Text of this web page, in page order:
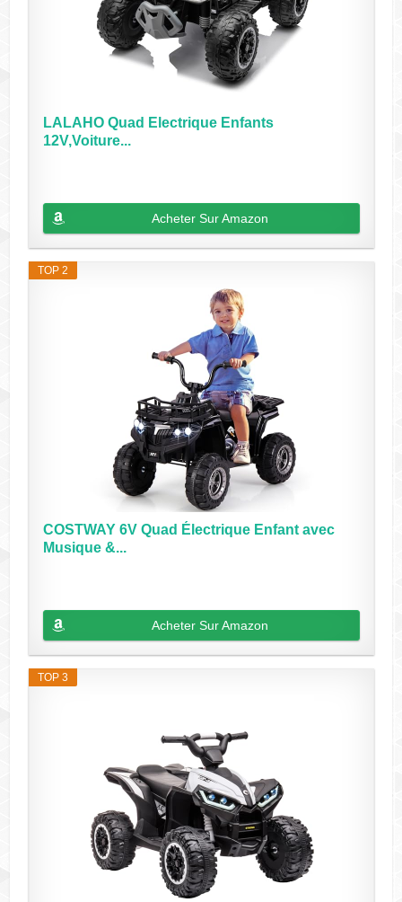
LALAHO Quad Electrique Enfants
12V,Voiture...
Acheter Sur Amazon
TOP 2
COSTWAY 6V Quad Électrique Enfant avec
Musique &...
Acheter Sur Amazon
TOP 3